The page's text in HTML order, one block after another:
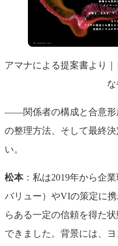
アマナによる提案書より
な
――関係者の構成と合意形
の整理方法、そして最終
い。
松本：私は2019年から企
バリュー）やVIの策定に
らある一定の信頼を得た
できました。背景には、